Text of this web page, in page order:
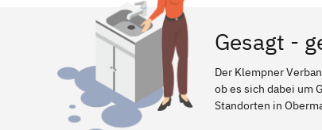
Gesagt -
Der Klempner
ob es sich dabei um
Standorten in